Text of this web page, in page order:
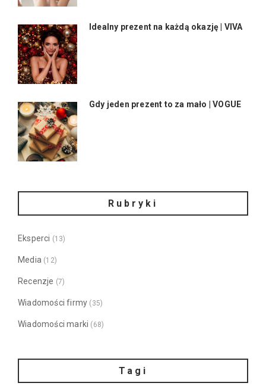
Idealny prezent na każdą okazję | VIVA
Gdy jeden prezent to za mało | VOGUE
Rubryki
Eksperci (13)
Media (12)
Recenzje (7)
Wiadomości firmy (35)
Wiadomości marki (68)
Tagi